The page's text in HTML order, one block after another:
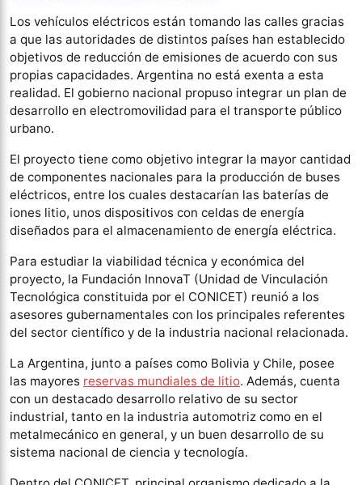
Los vehículos eléctricos están tomando las calles gracias
a que las autoridades de distintos países han establecido
objetivos de reducción de emisiones de acuerdo con sus
propias capacidades. Argentina no está exenta a esta
realidad. El gobierno nacional propuso integrar un plan de
desarrollo en electromovilidad para el transporte público
urbano.
El proyecto tiene como objetivo integrar la mayor cantidad
de componentes nacionales para la producción de buses
eléctricos, entre los cuales destacarían las baterías de
iones litio, unos dispositivos con celdas de energía
diseñados para el almacenamiento de energía eléctrica.
Para estudiar la viabilidad técnica y económica del
proyecto, la Fundación InnovaT (Unidad de Vinculación
Tecnológica constituida por el CONICET) reunió a los
asesores gubernamentales con los principales referentes
del sector científico y de la industria nacional relacionada.
La Argentina, junto a países como Bolivia y Chile, posee
las mayores reservas mundiales de litio. Además, cuenta
con un destacado desarrollo relativo de su sector
industrial, tanto en la industria automotriz como en el
metalmecánico en general, y un buen desarrollo de su
sistema nacional de ciencia y tecnología.